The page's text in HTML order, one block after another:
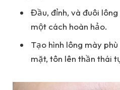
Đầu, đỉnh, và đuôi
một cách hoàn hảo.
Tạo hình lông mày
mặt, tôn lên thần thái